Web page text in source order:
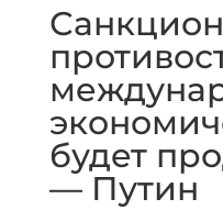
будет
— Путин